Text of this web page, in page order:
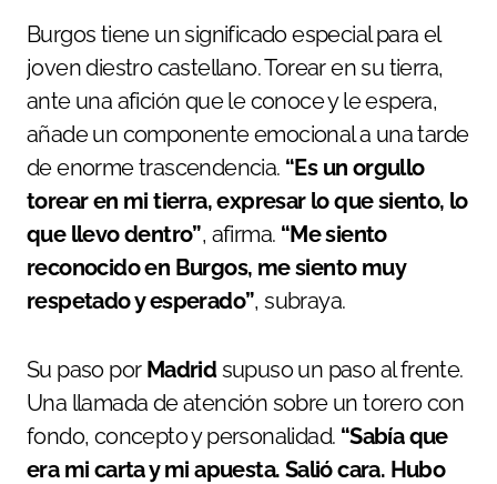
Burgos tiene un significado especial para el
joven diestro castellano. Torear en su tierra,
ante una afición que le conoce y le espera,
añade un componente emocional a una tarde
de enorme trascendencia. “Es un orgullo
torear en mi tierra, expresar lo que siento, lo
que llevo dentro”, afirma. “Me siento
reconocido en Burgos, me siento muy
respetado y esperado”, subraya.
Su paso por Madridsupuso un paso al frente.
Una llamada de atención sobre un torero con
fondo, concepto y personalidad. “Sabía que
era mi carta y mi apuesta. Salió cara. Hubo